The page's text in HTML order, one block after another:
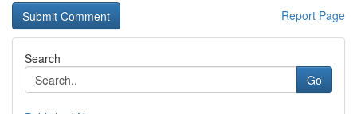
Report Page
Search
Go